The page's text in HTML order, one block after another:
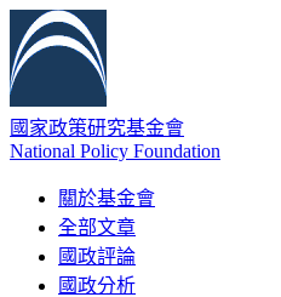
國家政策研究基金會
National Policy Foundation
關於基金會
全部文章
國政評論
國政分析